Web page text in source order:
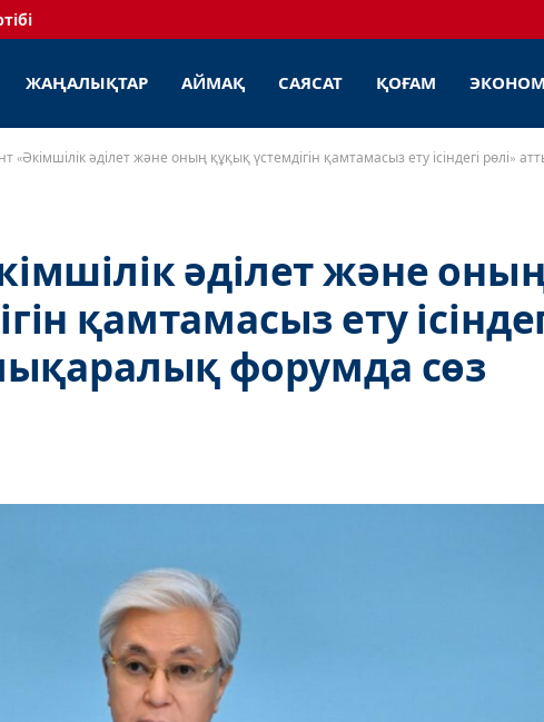
ЖАҢАЛЫҚТАР АЙМАҚ САЯСАТ ҚОҒАМ
«Әкімшілік әділет және оның құқық үстемдігін қамтамасыз ету ісіндегі рөлі»
әділет және
қамтамасыз ету
форумда сөз